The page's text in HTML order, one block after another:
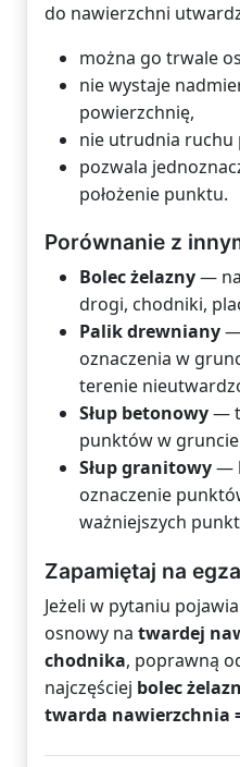
do nawierzchni
można go trwale
nie wystaje
powierzchnię,
nie utrudnia ruchu
pozwala
położenie punktu.
Porównanie z
Bolec żelazny—
drogi, chodniki,
Palik drewniany—
oznaczenia w
terenie
Słup betonowy—
punktów w
Słup granitowy—
oznaczenie
ważniejszych
Zapamiętaj na
Jeżeli w pytaniu
osnowy na twardej
chodnika, poprawną
najczęściej bolec
twarda nawierzchnia